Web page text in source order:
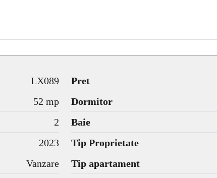
LX089 Pret
52 mp Dormitor
2 Baie
2023 Tip Proprietate
Vanzare Tip apartament